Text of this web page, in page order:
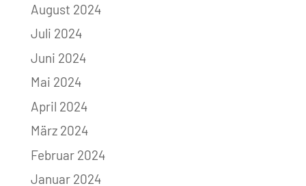
August 2024
Juli 2024
Juni 2024
Mai 2024
April 2024
März 2024
Februar 2024
Januar 2024